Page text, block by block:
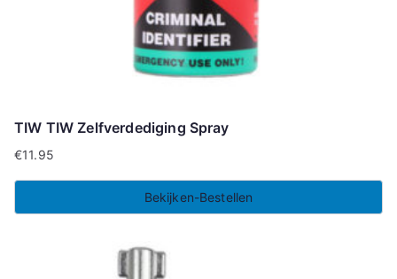
TIW TIW Zelfverdediging Spray
€11.95
Bekijken-Bestellen